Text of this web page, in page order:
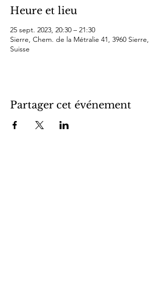
Heure et lieu
25 sept. 2023, 20:30 – 21:30
Sierre, Chem. de la Métralie 41, 3960 Sierre,
Suisse
Partager cet événement